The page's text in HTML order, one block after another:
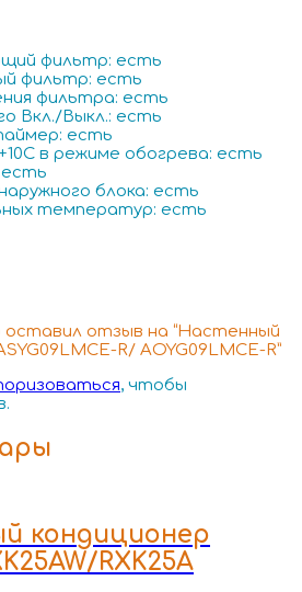
фильтр: есть
фильтр: есть
фильтра: есть
Вкл./Выкл.: есть
есть
в режиме обогрева: есть
блока: есть
температур: есть
отзыв на “Настенный
R/ AOYG09LMCE-R”
, чтобы
кондиционер
RXK25A